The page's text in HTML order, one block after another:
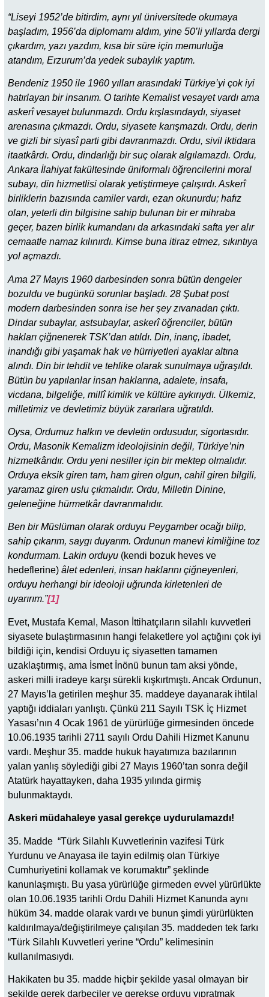
“Liseyi 1952’de bitirdim, aynı yıl üniversitede okumaya
başladım, 1956’da diplomamı aldım, yine 50’li yıllarda dergi
çıkardım, yazı yazdım, kısa bir süre için memurluğa
atandım, Erzurum’da yedek subaylık yaptım.
Bendeniz 1950 ile 1960 yılları arasındaki Türkiye’yi çok iyi
hatırlayan bir insanım. O tarihte Kemalist vesayet vardı ama
askerî vesayet bulunmazdı. Ordu kışlasındaydı, siyaset
arenasına çıkmazdı. Ordu, siyasete karışmazdı. Ordu, derin
ve gizli bir siyasî parti gibi davranmazdı. Ordu, sivil iktidara
itaatkârdı. Ordu, dindarlığı bir suç olarak algılamazdı. Ordu,
Ankara İlahiyat fakültesinde üniformalı öğrencilerini moral
subayı, din hizmetlisi olarak yetiştirmeye çalışırdı. Askerî
birliklerin bazısında camiler vardı, ezan okunurdu; hafız
olan, yeterli din bilgisine sahip bulunan bir er mihraba
geçer, bazen birlik kumandanı da arkasındaki safta yer alır
cemaatle namaz kılınırdı. Kimse buna itiraz etmez, sıkıntıya
yol açmazdı.
Ama 27 Mayıs 1960 darbesinden sonra bütün dengeler
bozuldu ve bugünkü sorunlar başladı. 28 Şubat post
modern darbesinden sonra ise her şey zıvanadan çıktı.
Dindar subaylar, astsubaylar, askerî öğrenciler, bütün
hakları çiğnenerek TSK’dan atıldı. Din, inanç, ibadet,
inandığı gibi yaşamak hak ve hürriyetleri ayaklar altına
alındı. Din bir tehdit ve tehlike olarak sunulmaya uğraşıldı.
Bütün bu yapılanlar insan haklarına, adalete, insafa,
vicdana, bilgeliğe, millî kimlik ve kültüre aykırıydı. Ülkemiz,
milletimiz ve devletimiz büyük zararlara uğratıldı.
Oysa, Ordumuz halkın ve devletin ordusudur, sigortasıdır.
Ordu, Masonik Kemalizm ideolojisinin değil, Türkiye’nin
hizmetkârıdır. Ordu yeni nesiller için bir mektep olmalıdır.
Orduya eksik giren tam, ham giren olgun, cahil giren bilgili,
yaramaz giren uslu çıkmalıdır. Ordu, Milletin Dinine,
geleneğine hürmetkâr davranmalıdır.
Ben bir Müslüman olarak orduyu Peygamber ocağı bilip,
sahip çıkarım, saygı duyarım. Ordunun manevi kimliğine toz
kondurmam. Lakin orduyu (kendi bozuk heves ve
hedeflerine) âlet edenleri, insan haklarını çiğneyenleri,
orduyu herhangi bir ideoloji uğrunda kirletenleri de
uyarırım.”[1]
Evet, Mustafa Kemal, Mason İttihatçıların silahlı kuvvetleri
siyasete bulaştırmasının hangi felaketlere yol açtığını çok iyi
bildiği için, kendisi Orduyu iç siyasetten tamamen
uzaklaştırmış, ama İsmet İnönü bunun tam aksi yönde,
askeri milli iradeye karşı sürekli kışkırtmıştı. Ancak Ordunun,
27 Mayıs’la getirilen meşhur 35. maddeye dayanarak ihtilal
yaptığı iddiaları yanlıştı. Çünkü 211 Sayılı TSK İç Hizmet
Yasası’nın 4 Ocak 1961 de yürürlüğe girmesinden öncede
10.06.1935 tarihli 2711 sayılı Ordu Dahili Hizmet Kanunu
vardı. Meşhur 35. madde hukuk hayatımıza bazılarının
yalan yanlış söylediği gibi 27 Mayıs 1960’tan sonra değil
Atatürk hayattayken, daha 1935 yılında girmiş
bulunmaktaydı.
Askeri müdahaleye yasal gerekçe uydurulamazdı!
35. Madde “Türk Silahlı Kuvvetlerinin vazifesi Türk
Yurdunu ve Anayasa ile tayin edilmiş olan Türkiye
Cumhuriyetini kollamak ve korumaktır” şeklinde
kanunlaşmıştı. Bu yasa yürürlüğe girmeden evvel yürürlükte
olan 10.06.1935 tarihli Ordu Dahili Hizmet Kanunda aynı
hüküm 34. madde olarak vardı ve bunun şimdi yürürlükten
kaldırılmaya/değiştirilmeye çalışılan 35. maddeden tek farkı
“Türk Silahlı Kuvvetleri yerine “Ordu” kelimesinin
kullanılmasıydı.
Hakikaten bu 35. madde hiçbir şekilde yasal olmayan bir
şekilde gerek darbeciler ve gerekse orduyu yıpratmak